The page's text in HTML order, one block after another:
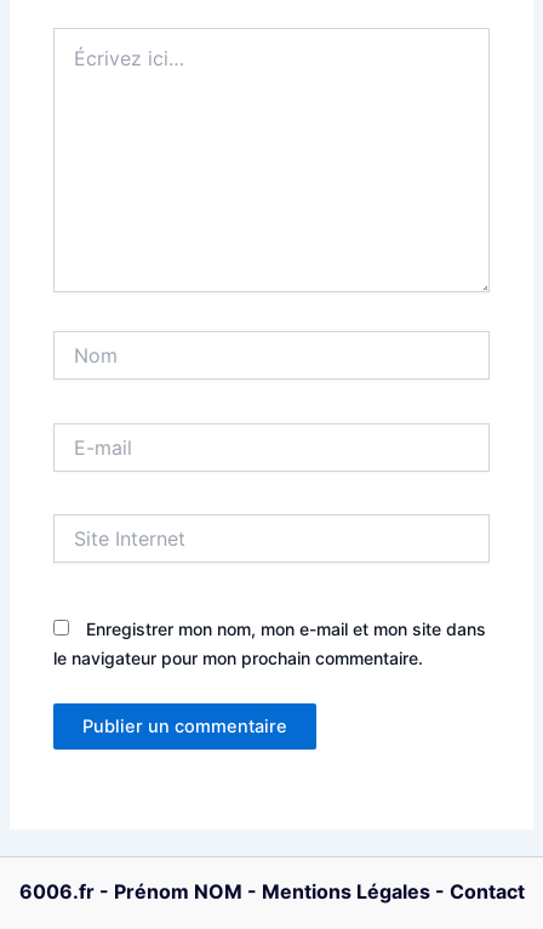
ici…
mail
Internet
Enregistrer mon nom, mon e-mail et mon site dans
le navigateur pour mon prochain commentaire.
6006.fr- Prénom NOM - Mentions Légales- Contact